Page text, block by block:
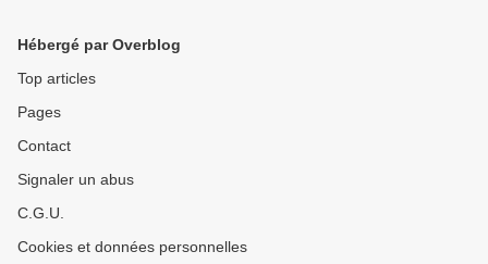
Hébergé par Overblog
Top articles
Pages
Contact
Signaler un abus
C.G.U.
Cookies et données personnelles